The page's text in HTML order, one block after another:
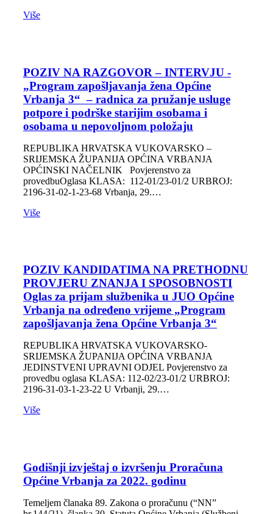
Više
POZIV NA RAZGOVOR – INTERVJU -
„Program zapošljavanja žena Općine
Vrbanja 3“ – radnica za pružanje usluge
potpore i podrške starijim osobama i
osobama u nepovoljnom položaju
REPUBLIKA HRVATSKA VUKOVARSKO –
SRIJEMSKA ŽUPANIJA OPĆINA VRBANJA
OPĆINSKI NAČELNIK Povjerenstvo za
provedbuOglasa KLASA: 112-01/23-01/2 URBROJ:
2196-31-02-1-23-68 Vrbanja, 29.…
Više
POZIV KANDIDATIMA NA PRETHODNU
PROVJERU ZNANJA I SPOSOBNOSTI
Oglas za prijam službenika u JUO Općine
Vrbanja na određeno vrijeme „Program
zapošljavanja žena Općine Vrbanja 3“
REPUBLIKA HRVATSKA VUKOVARSKO-
SRIJEMSKA ŽUPANIJA OPĆINA VRBANJA
JEDINSTVENI UPRAVNI ODJEL Povjerenstvo za
provedbu oglasa KLASA: 112-02/23-01/2 URBROJ:
2196-31-03-1-23-22 U Vrbanji, 29.…
Više
Godišnji izvještaj o izvršenju Proračuna
Općine Vrbanja za 2022. godinu
Temeljem članaka 89. Zakona o proračunu (“NN”